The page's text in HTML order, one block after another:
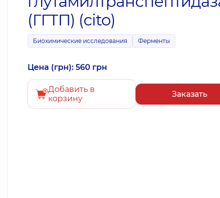
(ГГТП) (cito)
Биохимические исследования Ферменты
Цена (грн): 560 грн
Добавить в
корзину
Заказать